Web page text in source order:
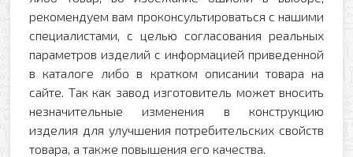
рекомендуем вам проконсультироваться с нашими
специалистами, с целью согласования реальных
параметров изделий с информацией приведенной
в каталоге либо в кратком описании товара на
сайте. Так как завод изготовитель может вносить
незначительные изменения в конструкцию
изделия для улучшения потребительских свойств
товара, а также повышения его качества.